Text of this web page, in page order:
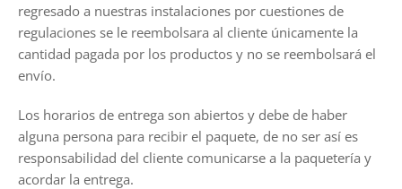
regresado a nuestras instalaciones por cuestiones de
regulaciones se le reembolsara al cliente únicamente la
cantidad pagada por los productos y no se reembolsará el
envío.
Los horarios de entrega son abiertos y debe de haber
alguna persona para recibir el paquete, de no ser así es
responsabilidad del cliente comunicarse a la paquetería y
acordar la entrega.